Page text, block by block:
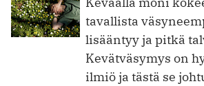
tavallista
lisääntyy ja pitkä
Kevätväsymys on
ilmiö ja tästä se